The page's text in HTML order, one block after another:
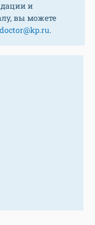
и
вы можете
doctor@kp.ru.